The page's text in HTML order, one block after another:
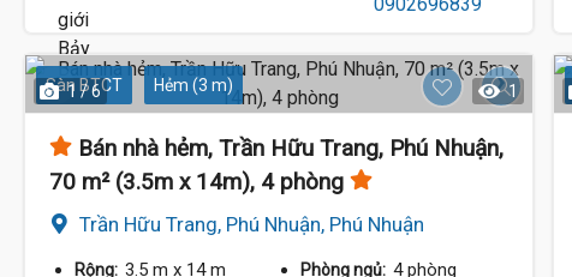
Sàn BTCT Hẻm (3 m)
1 / 6 1
Bán nhà hẻm, Trần Hữu Trang, Phú Nhuận,
70 m² (3.5m x 14m), 4 phòng
Trần Hữu Trang, Phú Nhuận, Phú Nhuận
Rộng: 3.5 m x 14 m Phòng ngủ: 4 phòng